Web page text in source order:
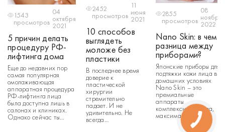
1543
просмотров
04
октября
2021
5 причин делать
процедуру РФ-
лифтинга дома
Еще до недавних пор
самая популярная
омолаживающая
аппаратная процедура
РФ-лифтинга лица
была доступна лишь в
салонах и клиниках.
Однако сейчас ты
2452
просмотров
11
июня
2021
10 способов
выглядеть
моложе без
пластики
В последнее время
доверие к
пластической
хирургии
стремительно
падает. И не
удивительно. Не
всегда
2855
просмотров
08
ноября
2022
Nano Skin: в чем
разница между
приборами?
Японские приборы для
подтяжки кожи лица в
домашних условиях
Nano Skin – это
премиальные
аппараты
комплексного ухода,
максимальный
функционал и высокая
эффективность. Что